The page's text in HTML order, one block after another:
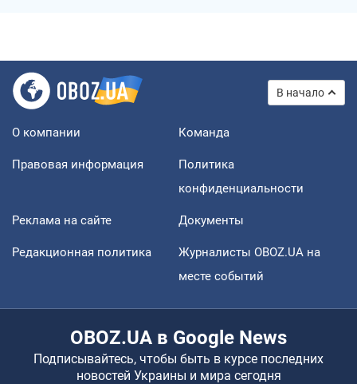
В начало
О компании Команда
Правовая информация
Политика
конфиденциальности
Реклама на сайте Документы
Редакционная политика
Журналисты OBOZ.UA на
месте событий
OBOZ.UA в Google News
Подписывайтесь, чтобы быть в курсе последних
новостей Украины и мира сегодня